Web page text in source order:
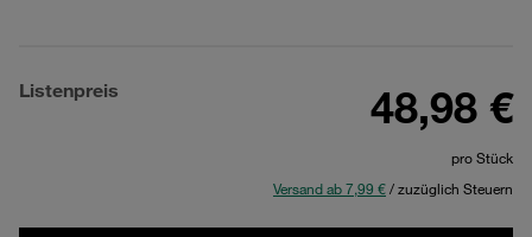
Listenpreis 48,98 €
pro Stück
Versand ab 7,99 €/ zuzüglich Steuern